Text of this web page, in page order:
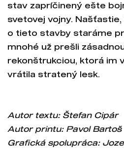
stav zapríčinený ešte
svetovej vojny.
o tieto stavby staráme
mnohé už prešli
rekonštrukciou, ktorá im
vrátila stratený lesk.
Autor textu: Štefan Cipár
Autor printu: Pavol Bartoš
Grafická spolupráca: